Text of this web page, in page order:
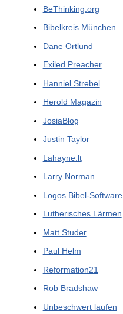
BeThinking.org
Bibelkreis München
Dane Ortlund
Exiled Preacher
Hanniel Strebel
Herold Magazin
JosiaBlog
Justin Taylor
Lahayne.lt
Larry Norman
Logos Bibel-Software
Lutherisches Lärmen
Matt Studer
Paul Helm
Reformation21
Rob Bradshaw
Unbeschwert laufen